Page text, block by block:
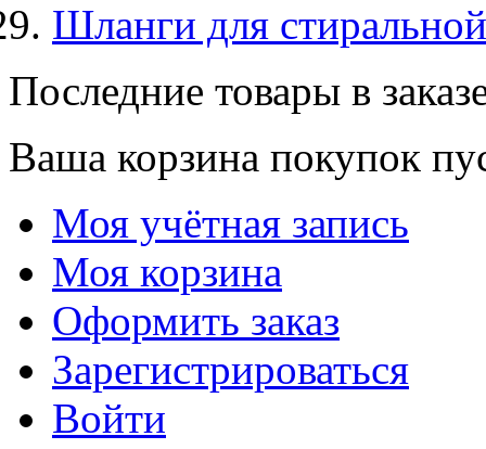
Шланги для
Последние товары в
Ваша корзина покупок
Моя учётная запись
Моя корзина
Оформить заказ
Зарегистрироваться
Войти